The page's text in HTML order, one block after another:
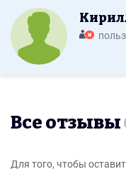
Все отзывы
Для того, чтобы